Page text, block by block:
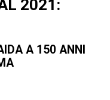
2021:
A 150 ANNI